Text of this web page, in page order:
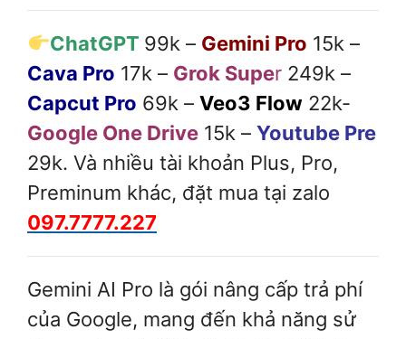
ChatGPT 99k – Gemini Pro 15k –
Cava Pro 17k – Grok Super 249k –
Capcut Pro 69k – Veo3 Flow 22k-
Google One Drive 15k – Youtube Pre
29k. Và nhiều tài khoản Plus, Pro,
Preminum khác, đặt mua tại zalo
097.7777.227
Gemini AI Pro là gói nâng cấp trả phí
của Google, mang đến khả năng sử